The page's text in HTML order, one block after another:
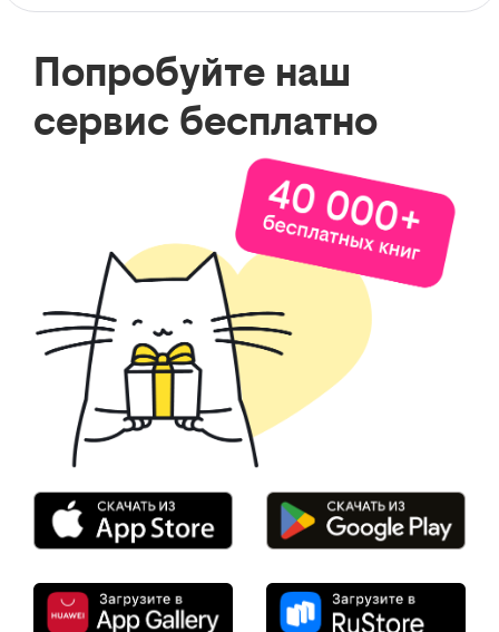
Попробуйте наш
сервис бесплатно